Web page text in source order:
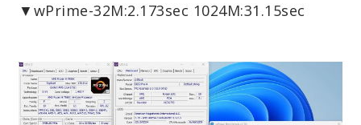
▼wPrime-32M:2.173sec 1024M:31.15sec